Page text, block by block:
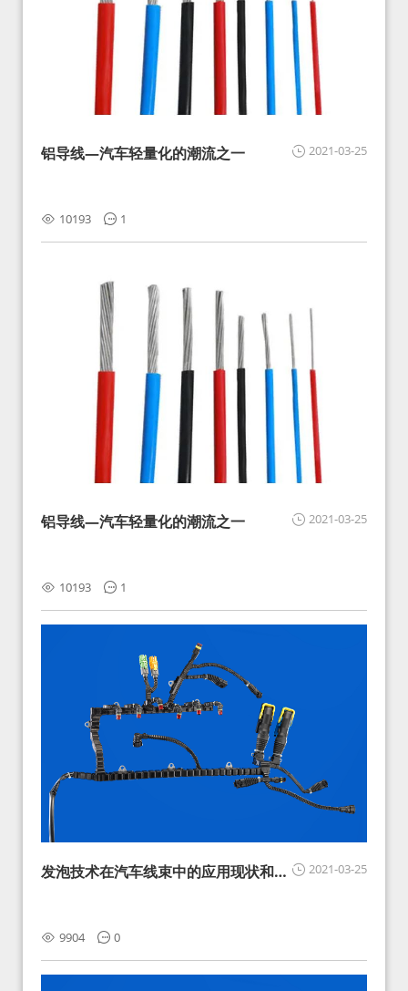
2021-03-25
铝导线—汽车轻量化的潮流之一
10193 1
2021-03-25
铝导线—汽车轻量化的潮流之一
10193 1
2021-03-25
发泡技术在汽车线束中的应用现状和展
9904 0